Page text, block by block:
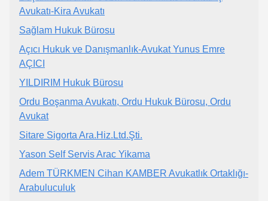
Avukatı-Kira Avukatı
Sağlam Hukuk Bürosu
Açıcı Hukuk ve Danışmanlık-Avukat Yunus Emre
AÇICI
YILDIRIM Hukuk Bürosu
Ordu Boşanma Avukatı, Ordu Hukuk Bürosu, Ordu
Avukat
Sitare Sigorta Ara.Hiz.Ltd.Şti.
Yason Self Servis Arac Yikama
Adem TÜRKMEN Cihan KAMBER Avukatlık Ortaklığı-
Arabuluculuk